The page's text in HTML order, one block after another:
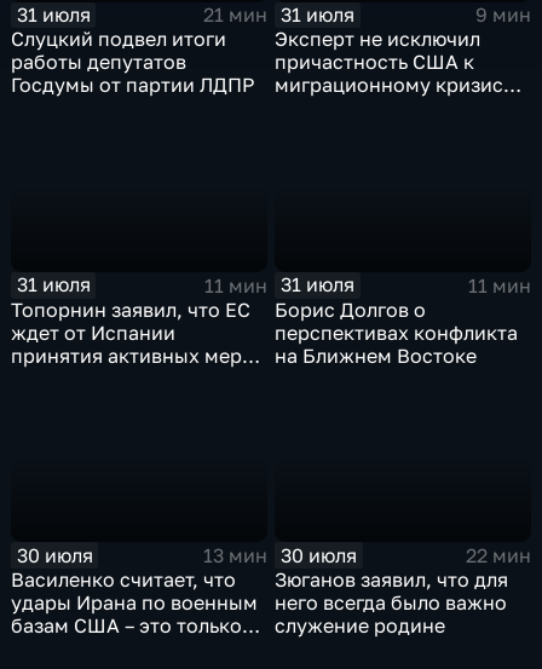
31 июля
21 мин
Слуцкий подвел итоги
работы депутатов
Госдумы от партии ЛДПР
31 июля
9 мин
Эксперт не исключил
причастность США к
миграционному кризису в
31 июля
11 мин
Топорнин заявил, что ЕС
ждет от Испании
принятия активных мер
31 июля
11 мин
Борис Долгов о
перспективах конфликта
на Ближнем Востоке
30 июля
13 мин
Василенко считает, что
удары Ирана по военным
базам США – это только
30 июля
22 мин
Зюганов заявил, что для
него всегда было важно
служение родине